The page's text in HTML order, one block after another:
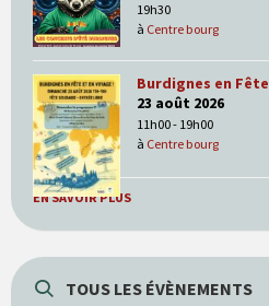
19h30
à Centre bourg
Burdignes en Fête
23 août 2026
11h00 - 19h00
à Centre bourg
EN SAVOIR PLUS
TOUS LES ÉVÈNEMENTS